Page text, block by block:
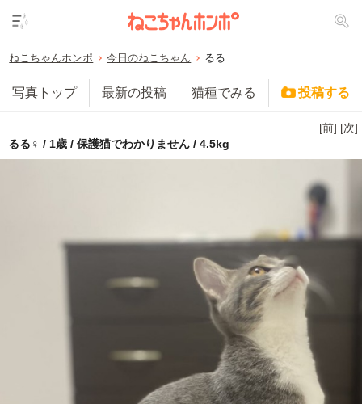
ねこちゃんホンポ 今日のねこちゃん るる
写真トップ 最新の投稿 猫種でみる 投稿する
[前] [次]
るる♀ / 1歳 / 保護猫でわかりません / 4.5kg